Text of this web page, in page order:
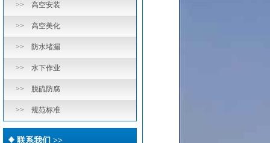
>> 高空安装
>> 高空美化
>> 防水堵漏
>> 水下作业
>> 脱硫防腐
>> 规范标准
联系我们 >>